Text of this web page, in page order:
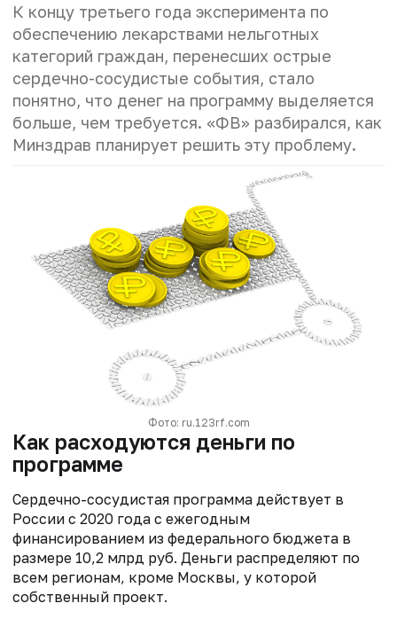
К концу третьего года эксперимента по
обеспечению лекарствами нельготных
категорий граждан, перенесших острые
сердечно-сосудистые события, стало
понятно, что денег на программу выделяется
больше, чем требуется. «ФВ» разбирался, как
Минздрав планирует решить эту проблему.
Фото: ru.123rf.com
Как расходуются деньги по
программе
Сердечно-сосудистая программа действует в
России с 2020 года с ежегодным
финансированием из федерального бюджета в
размере 10,2 млрд руб. Деньги распределяют по
всем регионам, кроме Москвы, у которой
собственный проект.